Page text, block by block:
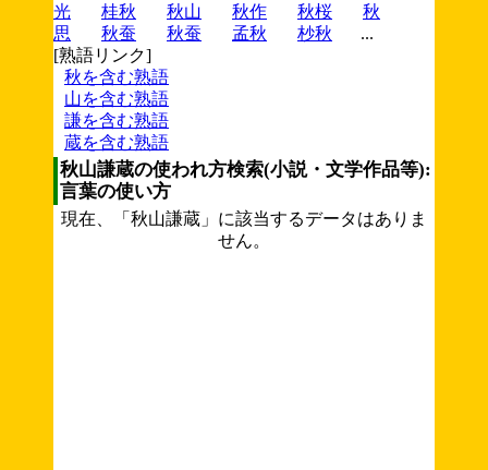
光
桂秋 秋山 秋作 秋桜
秋
思
秋蚕 秋蚕 孟秋 杪秋
...
[熟語リンク]
秋を含む熟語
山を含む熟語
謙を含む熟語
蔵を含む熟語
秋山謙蔵の使われ方検索(小説・文学作品等):
言葉の使い方
現在、「秋山謙蔵」に該当するデータはありま
せん。